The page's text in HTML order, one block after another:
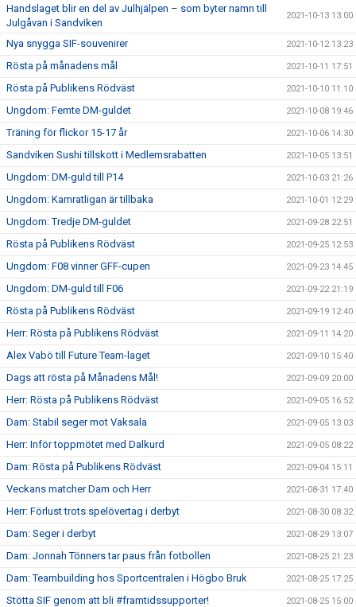
Handslaget blir en del av Julhjälpen – som byter namn till
Julgåvan i Sandviken
2021-10-13 13:00
Nya snygga SIF-souvenirer 2021-10-12 13:23
Rösta på månadens mål 2021-10-11 17:51
Rösta på Publikens Rödväst 2021-10-10 11:10
Ungdom: Femte DM-guldet 2021-10-08 19:46
Träning för flickor 15-17 år 2021-10-06 14:30
Sandviken Sushi tillskott i Medlemsrabatten 2021-10-05 13:51
Ungdom: DM-guld till P14 2021-10-03 21:26
Ungdom: Kamratligan är tillbaka 2021-10-01 12:29
Ungdom: Tredje DM-guldet 2021-09-28 22:51
Rösta på Publikens Rödväst 2021-09-25 12:53
Ungdom: F08 vinner GFF-cupen 2021-09-23 14:45
Ungdom: DM-guld till F06 2021-09-22 21:19
Rösta på Publikens Rödväst 2021-09-19 12:40
Herr: Rösta på Publikens Rödväst 2021-09-11 14:20
Alex Vabö till Future Team-laget 2021-09-10 15:40
Dags att rösta på Månadens Mål! 2021-09-09 20:00
Herr: Rösta på Publikens Rödväst 2021-09-05 16:52
Dam: Stabil seger mot Vaksala 2021-09-05 13:03
Herr: Inför toppmötet med Dalkurd 2021-09-05 08:22
Dam: Rösta på Publikens Rödväst 2021-09-04 15:11
Veckans matcher Dam och Herr 2021-08-31 17:40
Herr: Förlust trots spelövertag i derbyt 2021-08-30 08:32
Dam: Seger i derbyt 2021-08-29 13:07
Dam: Jonnah Tönners tar paus från fotbollen 2021-08-25 21:23
Dam: Teambuilding hos Sportcentralen i Högbo Bruk 2021-08-25 17:25
Stötta SIF genom att bli #framtidssupporter! 2021-08-25 15:00